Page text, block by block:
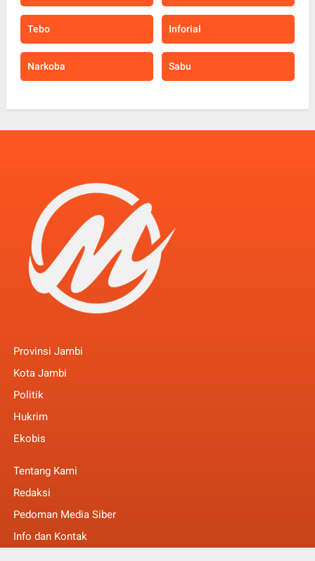
Tebo Inforial
Narkoba Sabu
Provinsi Jambi
Kota Jambi
Politik
Hukrim
Ekobis
Tentang Kami
Redaksi
Pedoman Media Siber
Info dan Kontak